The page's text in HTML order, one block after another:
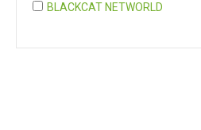
BLACKCAT NETWORLD
COGNITA PLUS, S.L.